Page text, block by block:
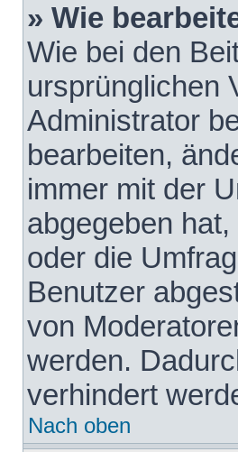
» Wie
Wie bei den
ursprünglichen
Administrator
bearbeiten,
immer mit der
abgegeben
oder die
Benutzer
von
werden.
verhindert
Nach oben